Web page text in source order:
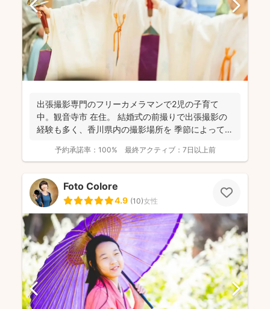
出張撮影専門のフリーカメラマンで2児の子育て
中。観音寺市 在住。 結婚式の前撮りで出張撮影の
経験も多く、香川県内の撮影場所を 季節によって最
予約承諾率： 100% 最終アクティブ： 7日以上前
Foto Colore
4.9 (10)女性